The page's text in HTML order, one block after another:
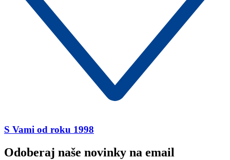
S Vami od roku 1998
Odoberaj naše novinky na email